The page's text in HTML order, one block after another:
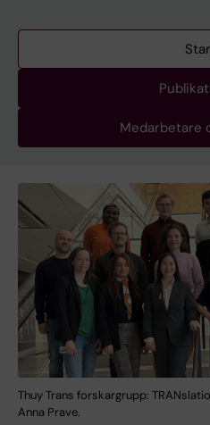
Medarbetare
Thuy Trans forskargrupp:
Anna Prave.